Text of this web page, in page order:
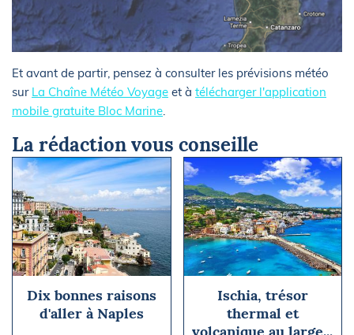
Et avant de partir, pensez à consulter les prévisions météo
sur La Chaîne Météo Voyage et à télécharger l'application
mobile gratuite Bloc Marine.
La rédaction vous conseille
Dix bonnes raisons
d'aller à Naples
Ischia, trésor
thermal et